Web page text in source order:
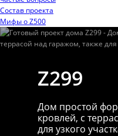
Состав проекта
Мифы o Z500
Z299
Дом простой
кровлей, с
для узкого